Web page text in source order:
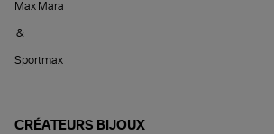
Max Mara
&
Sportmax
CRÉATEURS BIJOUX